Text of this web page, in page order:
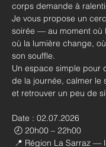
corps demande à
Je vous propose un
soirée — au moment où
où la lumière change,
son souffle.
Un espace simple pour
de la journée, calmer le
et retrouver un peu de
Date : 02.07.2026
🕗 20h00 – 22h00